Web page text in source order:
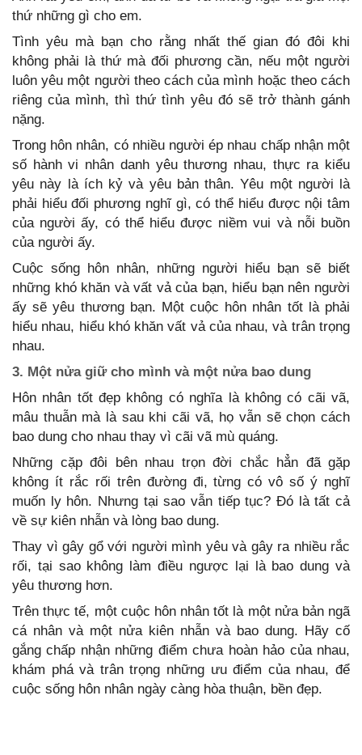
thứ những gì cho em.
Tình yêu mà bạn cho rằng nhất thế gian đó đôi khi
không phải là thứ mà đối phương cần, nếu một người
luôn yêu một người theo cách của mình hoặc theo cách
riêng của mình, thì thứ tình yêu đó sẽ trở thành gánh
nặng.
Trong hôn nhân, có nhiều người ép nhau chấp nhận một
số hành vi nhân danh yêu thương nhau, thực ra kiểu
yêu này là ích kỷ và yêu bản thân. Yêu một người là
phải hiểu đối phương nghĩ gì, có thể hiểu được nội tâm
của người ấy, có thể hiểu được niềm vui và nỗi buồn
của người ấy.
Cuộc sống hôn nhân, những người hiểu bạn sẽ biết
những khó khăn và vất vả của bạn, hiểu bạn nên người
ấy sẽ yêu thương bạn. Một cuộc hôn nhân tốt là phải
hiểu nhau, hiểu khó khăn vất vả của nhau, và trân trọng
nhau.
3. Một nửa giữ cho mình và một nửa bao dung
Hôn nhân tốt đẹp không có nghĩa là không có cãi vã,
mâu thuẫn mà là sau khi cãi vã, họ vẫn sẽ chọn cách
bao dung cho nhau thay vì cãi vã mù quáng.
Những cặp đôi bên nhau trọn đời chắc hẳn đã gặp
không ít rắc rối trên đường đi, từng có vô số ý nghĩ
muốn ly hôn. Nhưng tại sao vẫn tiếp tục? Đó là tất cả
về sự kiên nhẫn và lòng bao dung.
Thay vì gây gổ với người mình yêu và gây ra nhiều rắc
rối, tại sao không làm điều ngược lại là bao dung và
yêu thương hơn.
Trên thực tế, một cuộc hôn nhân tốt là một nửa bản ngã
cá nhân và một nửa kiên nhẫn và bao dung. Hãy cố
gắng chấp nhận những điểm chưa hoàn hảo của nhau,
khám phá và trân trọng những ưu điểm của nhau, để
cuộc sống hôn nhân ngày càng hòa thuận, bền đẹp.